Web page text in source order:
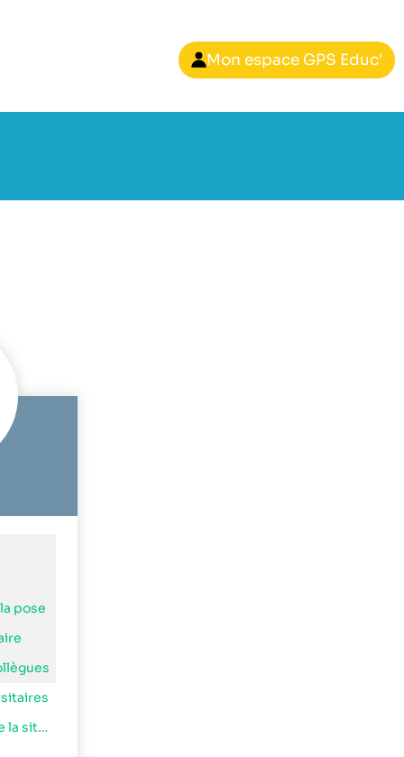
Mon espace GPS Educ'
pose
6. Pistes de résolution de la situation